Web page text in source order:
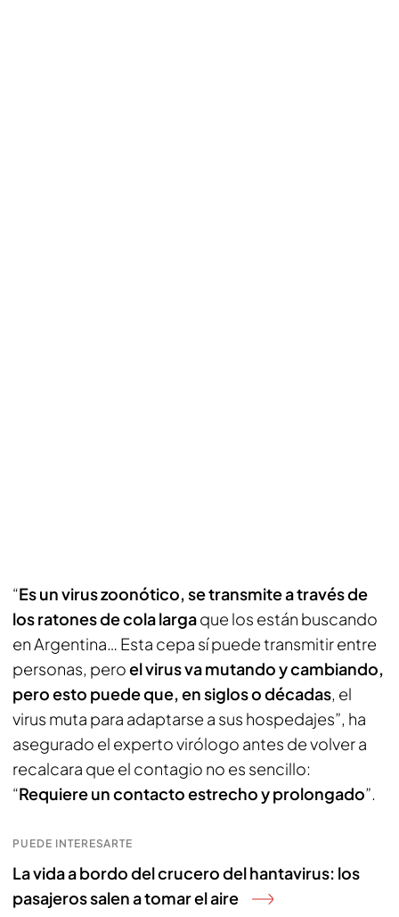
“Es un virus zoonótico, se transmite a través de
los ratones de cola largaque los están buscando
en Argentina… Esta cepa sí puede transmitir entre
personas, peroel virus va mutando y cambiando,
pero esto puede que, en siglos o décadas, el
virus muta para adaptarse a sus hospedajes”, ha
asegurado el experto virólogo antes de volver a
recalcara que el contagio no es sencillo:
“Requiere un contacto estrecho y prolongado”.
PUEDE INTERESARTE
La vida a bordo del crucero del hantavirus: los
pasajeros salen a tomar el aire